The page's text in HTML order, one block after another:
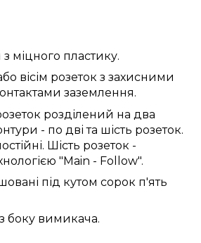
міцного пластику.
вісім розеток з захисними
заземлення.
розділений на два
- по дві та шість розеток.
Шість розеток -
"Main - Follow".
під кутом сорок п'ять
боку вимикача.